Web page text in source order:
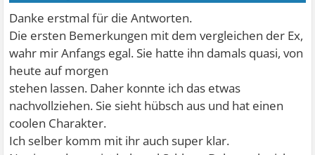
Danke erstmal für die Antworten.
Die ersten Bemerkungen mit dem vergleichen der Ex,
wahr mir Anfangs egal. Sie hatte ihn damals quasi, von
heute auf morgen
stehen lassen. Daher konnte ich das etwas
nachvollziehen. Sie sieht hübsch aus und hat einen
coolen Charakter.
Ich selber komm mit ihr auch super klar.